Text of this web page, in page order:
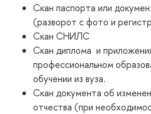
Скан паспорта или
(разворот с фото и
Скан СНИЛС
Скан диплома и
профессиональном
обучении из вуза.
Скан документа об
отчества (при